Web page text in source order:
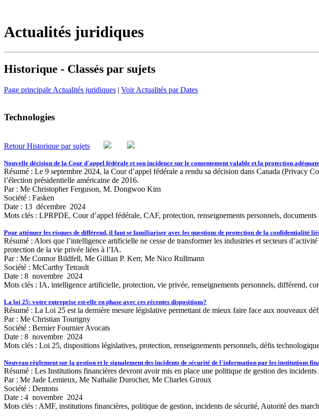
Actualités juridiques
Historique - Classés par sujets
Page principale Actualités juridiques | Voir Actualités par Dates
Technologies
Retour Historique par sujets
Nouvelle décision de la Cour d'appel fédérale et son incidence sur le consentement valable et la protection
Résumé : Le 9 septembre 2024, la Cour d’appel fédérale a rendu sa décision dans Canada
l’élection présidentielle américaine de 2016.
Par : Me Christopher Ferguson, M. Dongwoo Kim
Société : Fasken
Date : 13 décembre 2024
Mots clés : LPRPDE, Cour d’appel fédérale, CAF, protection, renseignements personnels,
Pour atténuer les risques de différend, il faut se familiariser avec les questions de protection de la confidentialité
Résumé : Alors que l’intelligence artificielle ne cesse de transformer les industries et secteurs
protection de la vie privée liées à l’IA.
Par : Me Connor Bildfell, Me Gillian P. Kerr, Me Nico Rullmann
Société : McCarthy Tetrault
Date : 8 novembre 2024
Mots clés : IA, intelligence artificielle, protection, vie privée, renseignements personnels, différend,
La loi 25: votre entreprise est-elle en phase avec ces récentes dispositions?
Résumé : La Loi 25 est la dernière mesure législative permettant de mieux faire face aux nouveaux
Par : Me Christian Tourigny
Société : Bernier Fournier Avocats
Date : 8 novembre 2024
Mots clés : Loi 25, dispositions législatives, protection, renseignements personnels, défis
Nouveau règlement sur la gestion et le signalement des incidents de sécurité de l'information par les institutions
Résumé : Les Institutions financières devront avoir mis en place une politique de gestion des
Par : Me Jade Lemieux, Me Nathalie Durocher, Me Charles Giroux
Société : Dentons
Date : 4 novembre 2024
Mots clés : AMF, institutions financières, politique de gestion, incidents de sécurité, Autorité des